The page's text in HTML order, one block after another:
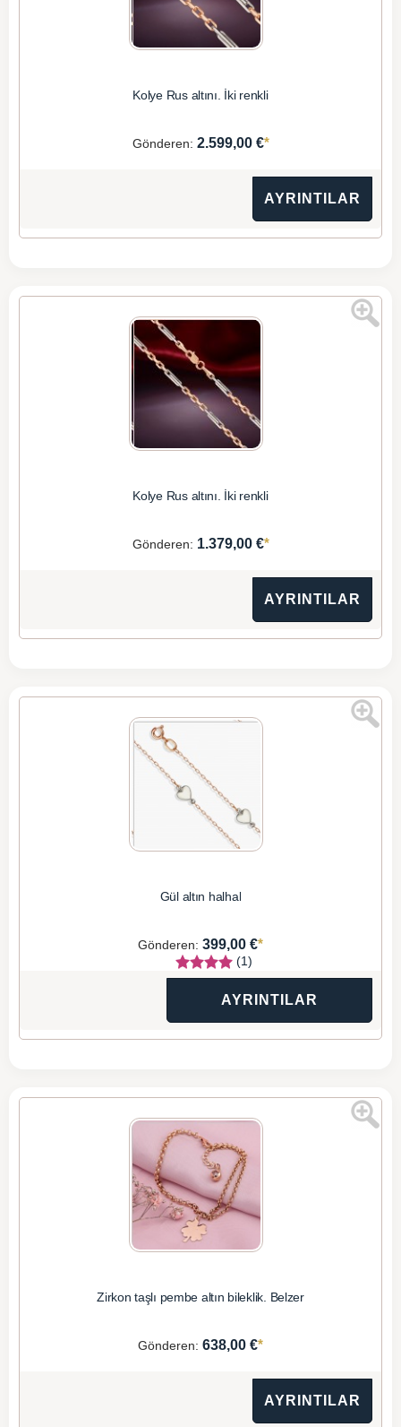
Kolye Rus altını. İki renkli
Gönderen: 2.599,00 €*
AYRINTILAR
Kolye Rus altını. İki renkli
Gönderen: 1.379,00 €*
AYRINTILAR
Gül altın halhal
Gönderen: 399,00 €*
(1)
AYRINTILAR
Zirkon taşlı pembe altın bileklik. Belzer
Gönderen: 638,00 €*
AYRINTILAR